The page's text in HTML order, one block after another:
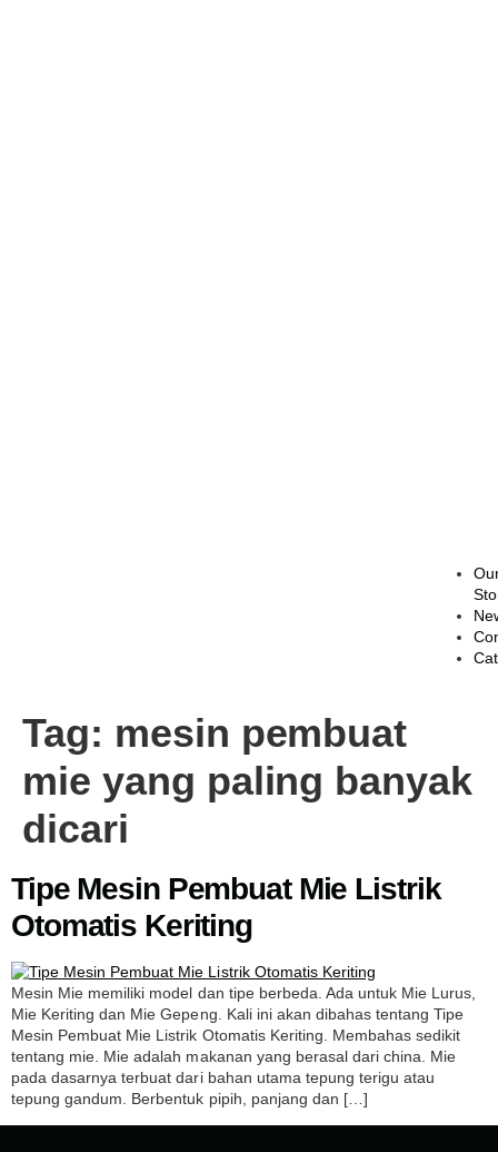
Tag: mesin pembuat
mie yang paling banyak
dicari
Tipe Mesin Pembuat Mie Listrik
Otomatis Keriting
Mesin Mie memiliki model dan tipe berbeda. Ada untuk Mie Lurus,
Mie Keriting dan Mie Gepeng. Kali ini akan dibahas tentang Tipe
Mesin Pembuat Mie Listrik Otomatis Keriting. Membahas sedikit
tentang mie. Mie adalah makanan yang berasal dari china. Mie
pada dasarnya terbuat dari bahan utama tepung terigu atau
tepung gandum. Berbentuk pipih, panjang dan […]